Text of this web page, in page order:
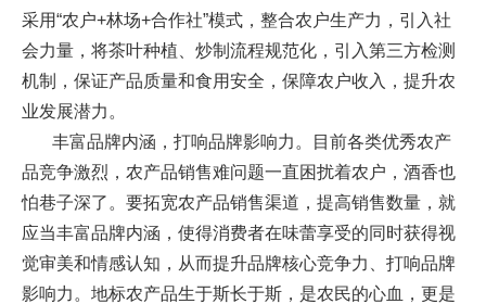
采用“农户+林场+合作社”模式，整合农户生产力，引入社
会力量，将茶叶种植、炒制流程规范化，引入第三方检测
机制，保证产品质量和食用安全，保障农户收入，提升农
业发展潜力。
丰富品牌内涵，打响品牌影响力。目前各类优秀农产
品竞争激烈，农产品销售难问题一直困扰着农户，酒香也
怕巷子深了。要拓宽农产品销售渠道，提高销售数量，就
应当丰富品牌内涵，使得消费者在味蕾享受的同时获得视
觉审美和情感认知，从而提升品牌核心竞争力、打响品牌
影响力。地标农产品生于斯长于斯，是农民的心血，更是